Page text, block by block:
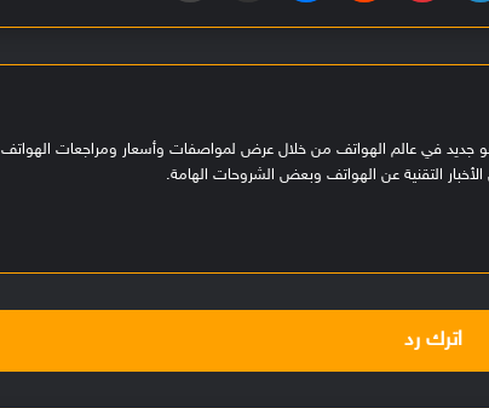
جديد في عالم الهواتف من خلال عرض لمواصفات وأسعار ومراجعات الهواتف
التقنية عن الهواتف وبعض الشروحات الهامة.
اترك رد